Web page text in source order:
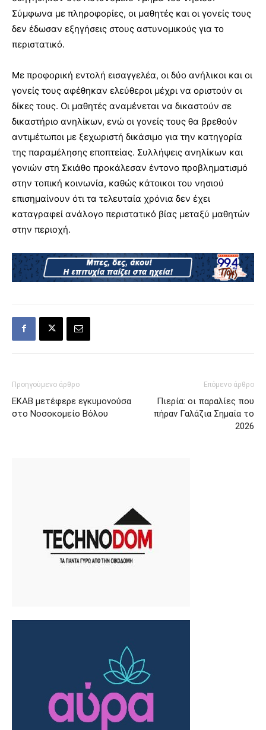
Σύμφωνα με πληροφορίες, οι μαθητές και οι γονείς τους
δεν έδωσαν εξηγήσεις στους αστυνομικούς για το
περιστατικό.
Με προφορική εντολή εισαγγελέα, οι δύο ανήλικοι και οι
γονείς τους αφέθηκαν ελεύθεροι μέχρι να οριστούν οι
δίκες τους. Οι μαθητές αναμένεται να δικαστούν σε
δικαστήριο ανηλίκων, ενώ οι γονείς τους θα βρεθούν
αντιμέτωποι με ξεχωριστή δικάσιμο για την κατηγορία
της παραμέλησης εποπτείας. Συλλήψεις ανηλίκων και
γονιών στη Σκιάθο προκάλεσαν έντονο προβληματισμό
στην τοπική κοινωνία, καθώς κάτοικοι του νησιού
επισημαίνουν ότι τα τελευταία χρόνια δεν έχει
καταγραφεί ανάλογο περιστατικό βίας μεταξύ μαθητών
στην περιοχή.
Προηγούμενο άρθρο
ΕΚΑΒ μετέφερε εγκυμονούσα
στο Νοσοκομείο Βόλου
Επόμενο άρθρο
Πιερία: οι παραλίες που
πήραν Γαλάζια Σημαία το
2026